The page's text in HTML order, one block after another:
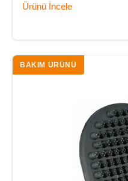
Ürünü İncele
BAKIM ÜRÜNÜ